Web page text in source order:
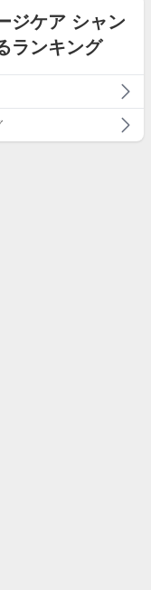
ジケア シャン
ランキング